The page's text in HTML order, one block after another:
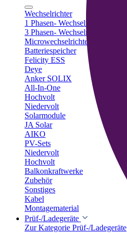
Wechselrichter
1 Phasen- Wechselrichter
3 Phasen- Wechselrichter
Microwechselrichter
Batteriespeicher
Felicity ESS
Deye
Anker SOLIX
All-In-One
Hochvolt
Niedervolt
Solarmodule
JA Solar
AIKO
PV-Sets
Niedervolt
Hochvolt
Balkonkraftwerke
Zubehör
Sonstiges
Kabel
Montagematerial
Prüf-/Ladegeräte
Zur Kategorie Prüf-/Ladegeräte